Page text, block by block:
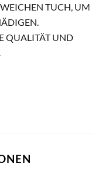
TUCH, UM
QUALITÄT UND D